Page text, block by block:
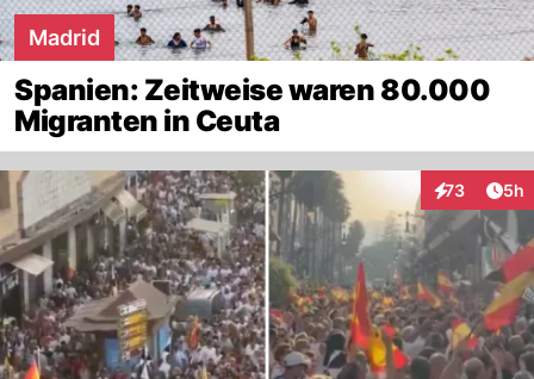
Madrid
Spanien: Zeitweise waren 80.000
Migranten in Ceuta
73
Interaktionen
5h